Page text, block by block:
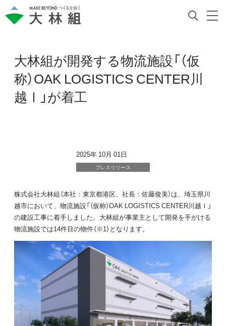
大林組が開発する物流施設「（仮
称）OAK LOGISTICS CENTER川
越Ⅰ」が着工
2025年 10月 01日
プレスリリース
株式会社大林組（本社：東京都港区、社長：佐藤俊美）は、埼玉県川
越市において、物流施設「（仮称）OAK LOGISTICS CENTER川越Ⅰ」
の建設工事に着手しました。大林組が事業主として開発を手がける
物流施設では14件目の物件（※1）となります。